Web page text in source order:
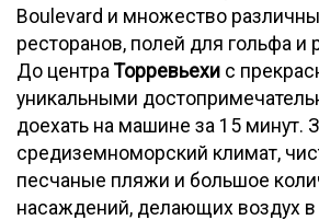
Boulevard и множество
ресторанов, полей для гольфа и
До центра Торревьехи с
уникальными
доехать на машине за 15 минут.
средиземноморский климат,
песчаные пляжи и большое
насаждений, делающих воздух